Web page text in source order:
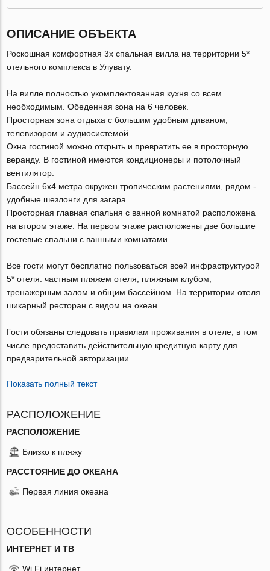
ОПИСАНИЕ ОБЪЕКТА
Роскошная комфортная 3х спальная вилла на территории 5*
отельного комплекса в Улувату.
На вилле полностью укомплектованная кухня со всем
необходимым. Обеденная зона на 6 человек.
Просторная зона отдыха с большим удобным диваном,
телевизором и аудиосистемой.
Окна гостиной можно открыть и превратить ее в просторную
веранду. В гостиной имеются кондиционеры и потолочный
вентилятор.
Бассейн 6х4 метра окружен тропическим растениями, рядом -
удобные шезлонги для загара.
Просторная главная спальня с ванной комнатой расположена
на втором этаже. На первом этаже расположены две большие
гостевые спальни с ванными комнатами.
Все гости могут бесплатно пользоваться всей инфраструктурой
5* отеля: частным пляжем отеля, пляжным клубом,
тренажерным залом и общим бассейном. На территории отеля
шикарный ресторан с видом на океан.
Гости обязаны следовать правилам проживания в отеле, в том
числе предоставить действительную кредитную карту для
предварительной авторизации.
Показать полный текст
РАСПОЛОЖЕНИЕ
РАСПОЛОЖЕНИЕ
Близко к пляжу
РАССТОЯНИЕ ДО ОКЕАНА
Первая линия океана
ОСОБЕННОСТИ
ИНТЕРНЕТ И ТВ
Wi Fi интернет